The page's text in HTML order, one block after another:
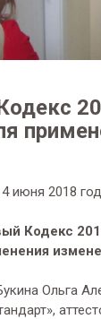
июня 2018
Кодекс
Ольга